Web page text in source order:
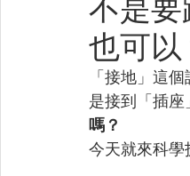
不是
也可以
「接地」這
是接到「插
嗎？
今天就來科學